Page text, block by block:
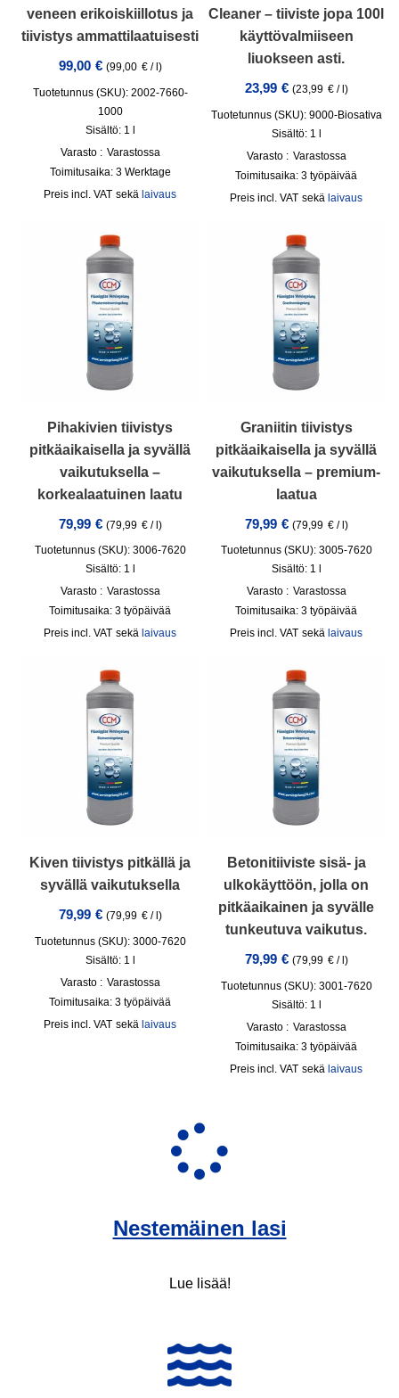
veneen erikoiskiillotus ja
tiivistys ammattilaatuisesti
99,00 € (99,00 €/ )
Tuotetunnus (SKU): 2002-7660-
1000
Sisältö: 1 l
Varasto : Varastossa
Toimitusaika: 3 Werktage
incl. VAT sekä laivaus
Cleaner – tiiviste jopa 100l
käyttövalmiiseen
liuokseen asti.
23,99 € (23,99 €/ )
Tuotetunnus (SKU): 9000-Biosativa
Sisältö: 1 l
Varasto : Varastossa
Toimitusaika: 3 työpäivää
incl. VAT sekä laivaus
Pihakivien tiivistys
pitkäaikaisella ja syvällä
vaikutuksella –
korkealaatuinen laatu
79,99 € (79,99 €/l)
Tuotetunnus (SKU): 3006-7620
Sisältö: 1
Varasto : Varastossa
Toimitusaika: 3 työpäivää
incl. VAT sekä laivaus
Graniitin tiivistys
pitkäaikaisella ja syvällä
vaikutuksella – premium-
laatua
79,99 € (79,99 €/l)
Tuotetunnus (SKU): 3005-7620
Sisältö: 1
Varasto : Varastossa
Toimitusaika: 3 työpäivää
incl. VAT sekä laivaus
Kiven tiivistys pitkällä ja
syvällä vaikutuksella
79,99 € (79,99 €/ )
Tuotetunnus (SKU): 3000-7620
Sisältö: 1 l
Varasto : Varastossa
Toimitusaika: 3 työpäivää
incl. VAT sekä laivaus
Betonitiiviste sisä- ja
ulkokäyttöön, jolla on
pitkäaikainen ja syvälle
tunkeutuva vaikutus.
79,99 € (79,99 €/ )
Tuotetunnus (SKU): 3001-7620
Sisältö: 1 l
Varasto : Varastossa
Toimitusaika: 3 työpäivää
incl. VAT sekä laivaus
Nestemäinen lasi
Lue lisää!